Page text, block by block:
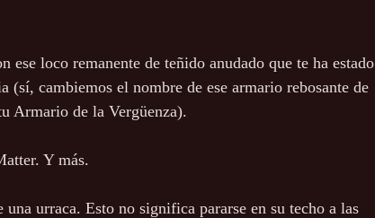
loco remanente de teñido anudado que te ha estado
(sí, cambiemos el nombre de ese armario rebosante de
Armario de la Vergüenza).
Y más.
urraca. Esto no significa pararse en su techo a las